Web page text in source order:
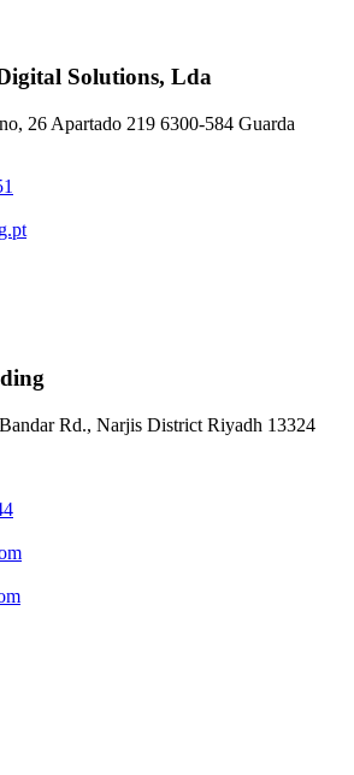
Solutions, Lda
26 Apartado 219 6300-584 Guarda
Rd., Narjis District Riyadh 13324